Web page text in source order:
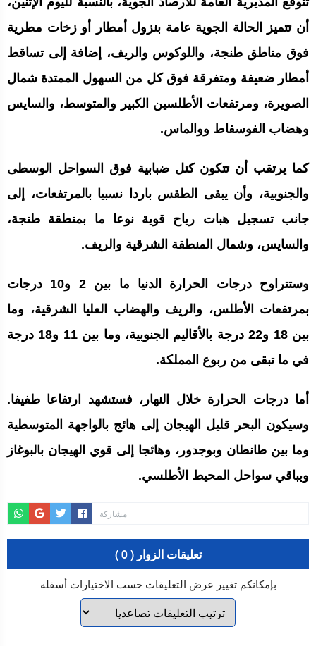
الجامعة الملكية المغربية للكيك بوكسنغ تعرب عن ارتياحها للتجاوب
الإيجابي للمجلس الأعلى للحسابات
إنتاج “قلب مصغر” يفتح آفاق علاجات بيولوجية لاضطرابات القلب
الرباط.. إطلاق مشروع إزالة المواد الكيميائية الخطرة من سلسلة إمداد
أن تتميز الحالة الجوية عامة بنزول أمطار أو زخات مطرية
فوق مناطق طنجة، واللوكوس والريف، إضافة إلى تساقط
أمطار ضعيفة ومتفرقة فوق كل من السهول الممتدة شمال
الصويرة، ومرتفعات الأطلسين الكبير والمتوسط، والسايس
وهضاب الفوسفاط ووالماس.
كما يرتقب أن تتكون كتل ضبابية فوق السواحل الوسطى
والجنوبية، وأن يبقى الطقس باردا نسبيا بالمرتفعات، إلى
جانب تسجيل هبات رياح قوية نوعا ما بمنطقة طنجة،
والسايس، وشمال المنطقة الشرقية والريف.
وستتراوح درجات الحرارة الدنيا ما بين 2 و10 درجات
بمرتفعات الأطلس، والريف والهضاب العليا الشرقية، وما
بين 18 و22 درجة بالأقاليم الجنوبية، وما بين 11 و18 درجة
في ما تبقى من ربوع المملكة.
أما درجات الحرارة خلال النهار، فستشهد ارتفاعا طفيفا.
وسيكون البحر قليل الهيجان إلى هائج بالواجهة المتوسطية
وما بين طانطان وبوجدور، وهائجا إلى قوي الهيجان بالبوغاز
وبباقي سواحل المحيط الأطلسي.
مشاركة
تعليقات الزوار ( 0 )
بإمكانكم تغيير عرض التعليقات حسب الاختيارات أسفله